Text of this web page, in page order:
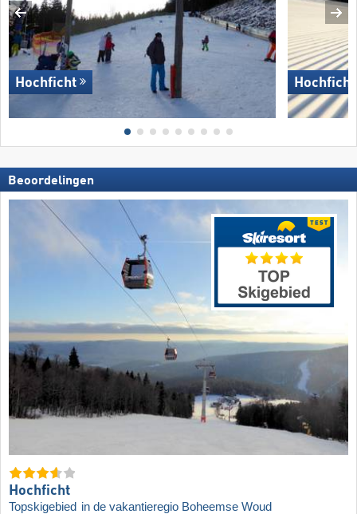
Hochficht Hochficht
Beoordelingen
Hochficht
Topskigebied in de vakantieregio Boheemse Woud